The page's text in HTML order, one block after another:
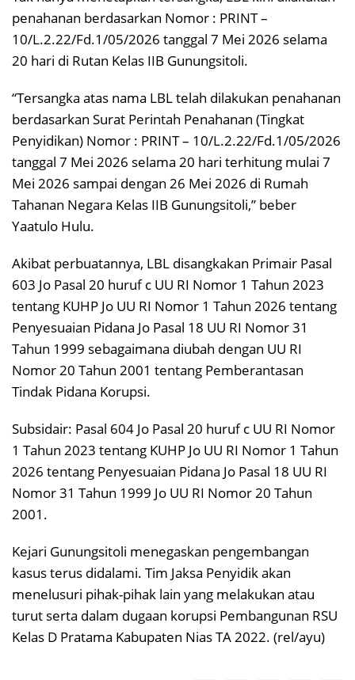
penahanan berdasarkan Nomor : PRINT –
10/L.2.22/Fd.1/05/2026 tanggal 7 Mei 2026 selama
20 hari di Rutan Kelas IIB Gunungsitoli.
“Tersangka atas nama LBL telah dilakukan penahanan
berdasarkan Surat Perintah Penahanan (Tingkat
Penyidikan) Nomor : PRINT – 10/L.2.22/Fd.1/05/2026
tanggal 7 Mei 2026 selama 20 hari terhitung mulai 7
Mei 2026 sampai dengan 26 Mei 2026 di Rumah
Tahanan Negara Kelas IIB Gunungsitoli,” beber
Yaatulo Hulu.
Akibat perbuatannya, LBL disangkakan Primair Pasal
603 Jo Pasal 20 huruf c UU RI Nomor 1 Tahun 2023
tentang KUHP Jo UU RI Nomor 1 Tahun 2026 tentang
Penyesuaian Pidana Jo Pasal 18 UU RI Nomor 31
Tahun 1999 sebagaimana diubah dengan UU RI
Nomor 20 Tahun 2001 tentang Pemberantasan
Tindak Pidana Korupsi.
Subsidair: Pasal 604 Jo Pasal 20 huruf c UU RI Nomor
1 Tahun 2023 tentang KUHP Jo UU RI Nomor 1 Tahun
2026 tentang Penyesuaian Pidana Jo Pasal 18 UU RI
Nomor 31 Tahun 1999 Jo UU RI Nomor 20 Tahun
2001.
Kejari Gunungsitoli menegaskan pengembangan
kasus terus didalami. Tim Jaksa Penyidik akan
menelusuri pihak-pihak lain yang melakukan atau
turut serta dalam dugaan korupsi Pembangunan RSU
Kelas D Pratama Kabupaten Nias TA 2022. (rel/ayu)